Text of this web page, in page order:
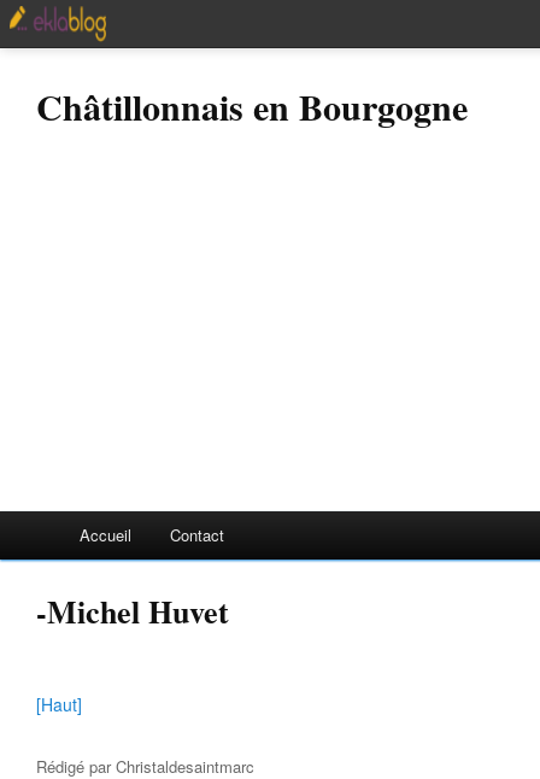
Châtillonnais en Bourgogne
Accueil Contact
-Michel Huvet
[Haut]
Rédigé parChristaldesaintmarc